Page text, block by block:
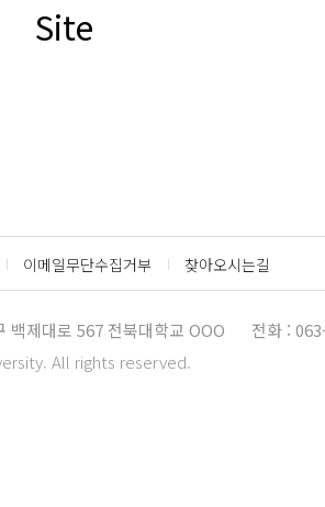
Site
이메일무단수집거부 찾아오시는길
백제대로 567 전북대학교 OOO 전화 :
All rights reserved.